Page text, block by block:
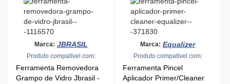
Marca: JBRASIL
Produto compatível com:
Ferramenta Removedora
Grampo de Vidro Jbrasil -
Marca: Equalizer
Produto compatível com:
Ferramenta Pincel
Aplicador Primer/Cleaner